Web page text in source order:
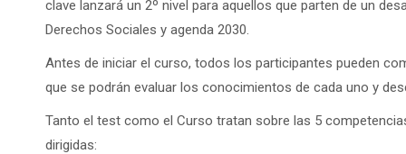
clave lanzará un 2º nivel para aquellos que parten de un
Derechos Sociales y agenda 2030.
Antes de iniciar el curso, todos los participantes pueden
que se podrán evaluar los conocimientos de cada uno y
Tanto el test como el Curso tratan sobre las 5
dirigidas: